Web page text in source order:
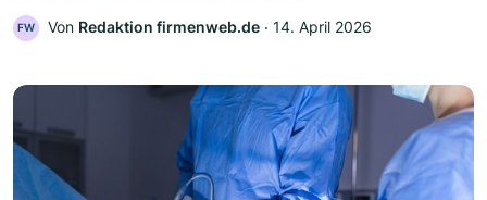
FW Von Redaktion firmenweb.de ‧ 14. April 2026